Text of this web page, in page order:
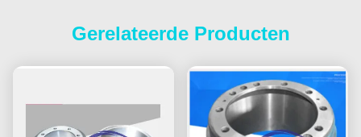
Gerelateerde Producten